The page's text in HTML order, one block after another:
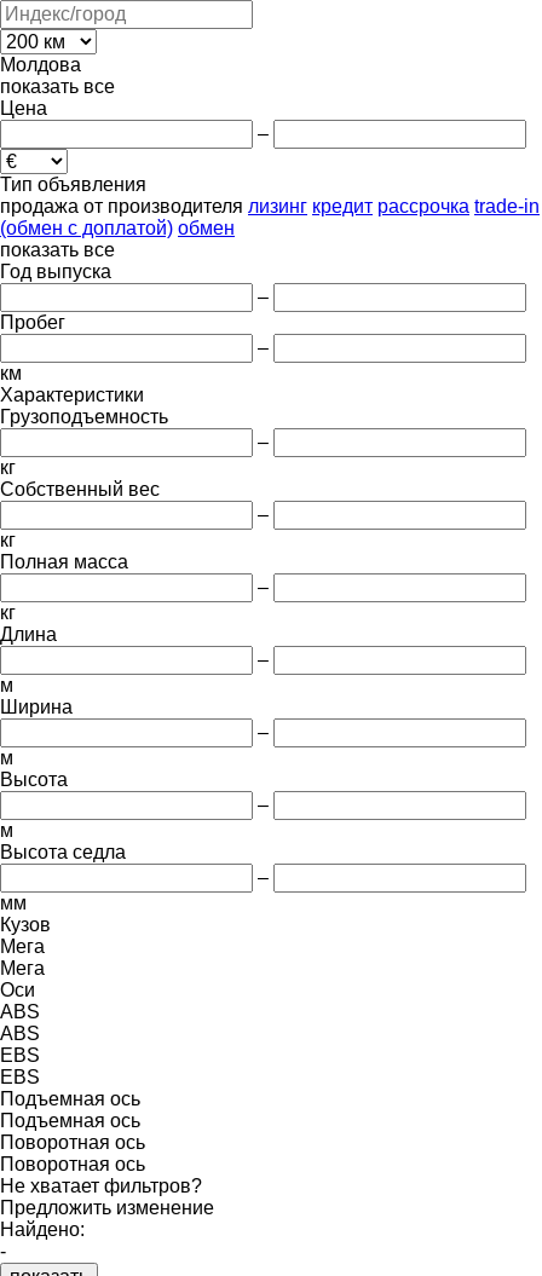
Молдова
показать все
Цена
–
Тип объявления
продажа от производителя лизинг кредит рассрочка trade-in
(обмен с доплатой) обмен
показать все
Год выпуска
–
Пробег
–
км
Характеристики
Грузоподъемность
–
кг
Собственный вес
–
кг
Полная масса
–
кг
Длина
–
м
Ширина
–
м
Высота
–
м
Высота седла
–
мм
Кузов
Мега
Мега
Оси
ABS
ABS
EBS
EBS
Подъемная ось
Подъемная ось
Поворотная ось
Поворотная ось
Не хватает фильтров?
Предложить изменение
Найдено:
-